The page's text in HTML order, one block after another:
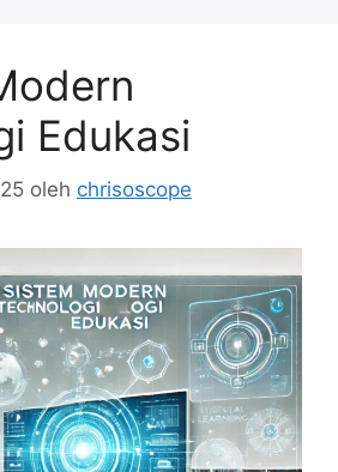
Edukasi
oleh chrisoscope